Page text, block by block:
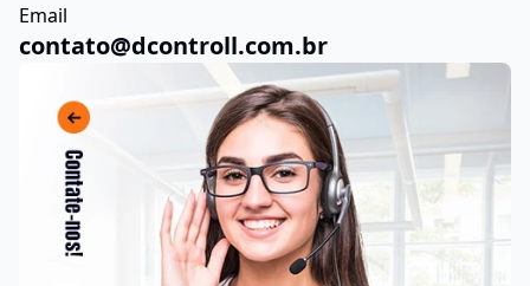
Email
contato@dcontroll.com.br